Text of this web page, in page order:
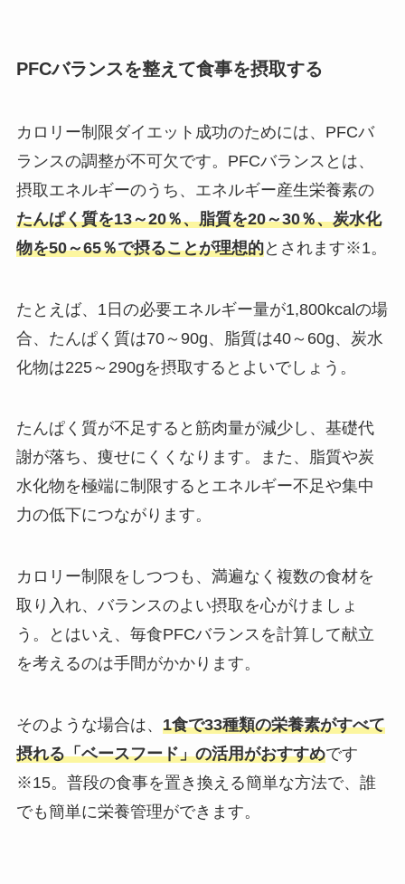
PFCバランスを整えて食事を摂取する
カロリー制限ダイエット成功のためには、PFCバ
ランスの調整が不可欠です。PFCバランスとは、
摂取エネルギーのうち、エネルギー産生栄養素の
たんぱく質を13～20％、脂質を20～30％、炭水化
物を50～65％で摂ることが理想的とされます※1。
たとえば、1日の必要エネルギー量が1,800kcalの場
合、たんぱく質は70～90g、脂質は40～60g、炭水
化物は225～290gを摂取するとよいでしょう。
たんぱく質が不足すると筋肉量が減少し、基礎代
謝が落ち、痩せにくくなります。また、脂質や炭
水化物を極端に制限するとエネルギー不足や集中
力の低下につながります。
カロリー制限をしつつも、満遍なく複数の食材を
取り入れ、バランスのよい摂取を心がけましょ
う。とはいえ、毎食PFCバランスを計算して献立
を考えるのは手間がかかります。
そのような場合は、 1食で33種類の栄養素がすべて
摂れる「ベースフード」の活用がおすすめです
※15。普段の食事を置き換える簡単な方法で、誰
でも簡単に栄養管理ができます。